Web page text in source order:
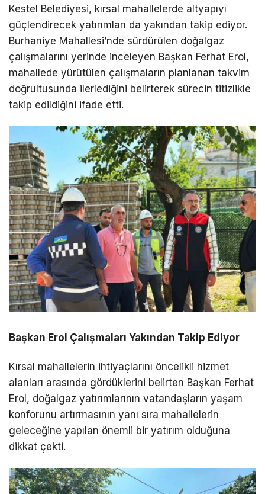
Kestel Belediyesi, kırsal mahallelerde altyapıyı
güçlendirecek yatırımları da yakından takip ediyor.
Burhaniye Mahallesi’nde sürdürülen doğalgaz
çalışmalarını yerinde inceleyen Başkan Ferhat Erol,
mahallede yürütülen çalışmaların planlanan takvim
doğrultusunda ilerlediğini belirterek sürecin titizlikle
takip edildiğini ifade etti.
Başkan Erol Çalışmaları Yakından Takip Ediyor
Kırsal mahallelerin ihtiyaçlarını öncelikli hizmet
alanları arasında gördüklerini belirten Başkan Ferhat
Erol, doğalgaz yatırımlarının vatandaşların yaşam
konforunu artırmasının yanı sıra mahallelerin
geleceğine yapılan önemli bir yatırım olduğuna
dikkat çekti.